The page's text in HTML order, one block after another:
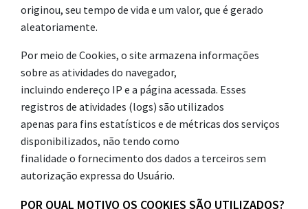
originou, seu tempo de vida e um valor, que é gerado
aleatoriamente.
Por meio de Cookies, o site armazena informações
sobre as atividades do navegador,
incluindo endereço IP e a página acessada. Esses
registros de atividades (logs) são utilizados
apenas para fins estatísticos e de métricas dos serviços
disponibilizados, não tendo como
finalidade o fornecimento dos dados a terceiros sem
autorização expressa do Usuário.
POR QUAL MOTIVO OS COOKIES SÃO UTILIZADOS?